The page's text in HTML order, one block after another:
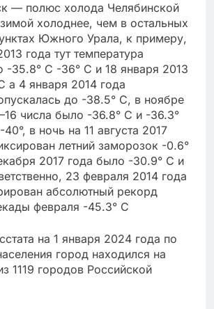
— полюс холода Челябинской
холоднее, чем в остальных
Южного Урала, к примеру,
года тут температура
-35.8° С -36° С и 18 января 2013
а 4 января 2014 года
до -38.5° С, в ноябре
числа было -36.8° С и -36.3°
в ночь на 11 августа 2017
летний заморозок -0.6°
2017 года было -30.9° С и
23 февраля 2014 года
абсолютный рекорд
февраля -45.3° С
на 1 января 2024 года по
город находился на
1119 городов Российской